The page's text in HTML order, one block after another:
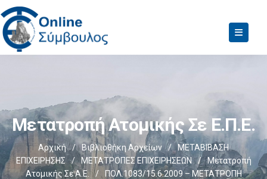
Μετατροπή Ατομικής Σε Ε.Π.Ε.
Αρχική / Βιβλιοθήκη Αρχείων /
ΜΕΤΑΒΙΒΑΣΗ
ΕΠΙΧΕIΡΗΣΗΣ
/ ΜΕΤΑΤΡΟΠΕΣ ΕΠΙΧΕΙΡΗΣΕΩΝ /
Μετατροπή
Ατομικής Σε Α.Ε.
/
ΠΟΛ.1083/15.6.2009 – ΜΕΤΑΤΡΟΠΗ